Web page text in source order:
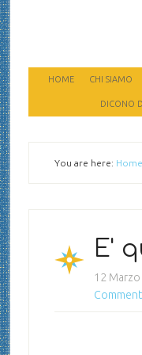
HOME CHI SIAMO
DICONO
You are here: Home
E'
12